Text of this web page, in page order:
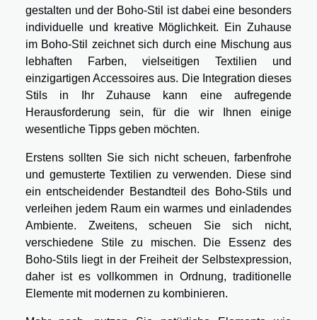
gestalten und der Boho-Stil ist dabei eine besonders
individuelle und kreative Möglichkeit. Ein Zuhause
im Boho-Stil zeichnet sich durch eine Mischung aus
lebhaften Farben, vielseitigen Textilien und
einzigartigen Accessoires aus. Die Integration dieses
Stils in Ihr Zuhause kann eine aufregende
Herausforderung sein, für die wir Ihnen einige
wesentliche Tipps geben möchten.
Erstens sollten Sie sich nicht scheuen, farbenfrohe
und gemusterte Textilien zu verwenden. Diese sind
ein entscheidender Bestandteil des Boho-Stils und
verleihen jedem Raum ein warmes und einladendes
Ambiente. Zweitens, scheuen Sie sich nicht,
verschiedene Stile zu mischen. Die Essenz des
Boho-Stils liegt in der Freiheit der Selbstexpression,
daher ist es vollkommen in Ordnung, traditionelle
Elemente mit modernen zu kombinieren.